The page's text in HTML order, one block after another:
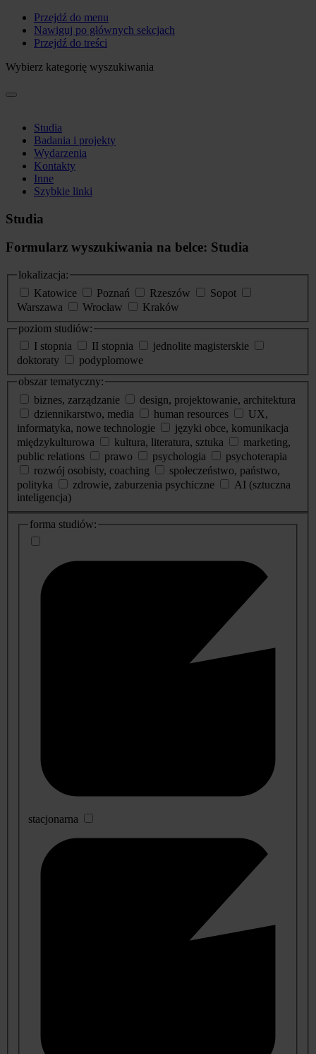
Przejdź do menu
Nawiguj po głównych sekcjach
Przejdź do treści
Wybierz kategorię wyszukiwania
Studia
Badania i projekty
Wydarzenia
Kontakty
Inne
Szybkie linki
Studia
Formularz wyszukiwania na belce: Studia
lokalizacja:
Katowice
Poznań Rzeszów
Sopot
Warszawa
Wrocław
Kraków
poziom studiów:
I stopnia
II stopnia
jednolite magisterskie
doktoraty
podyplomowe
obszar tematyczny:
biznes, zarządzanie
design, projektowanie, architektura
dziennikarstwo, media
human resources
UX,
informatyka, nowe technologie
języki obce, komunikacja
międzykulturowa
kultura, literatura, sztuka
marketing,
public relations
prawo psychologia
psychoterapia
rozwój osobisty, coaching
społeczeństwo, państwo,
polityka
zdrowie, zaburzenia psychiczne
AI (sztuczna
inteligencja)
dodatkowe
informacje
forma studiów:
stacjonarna